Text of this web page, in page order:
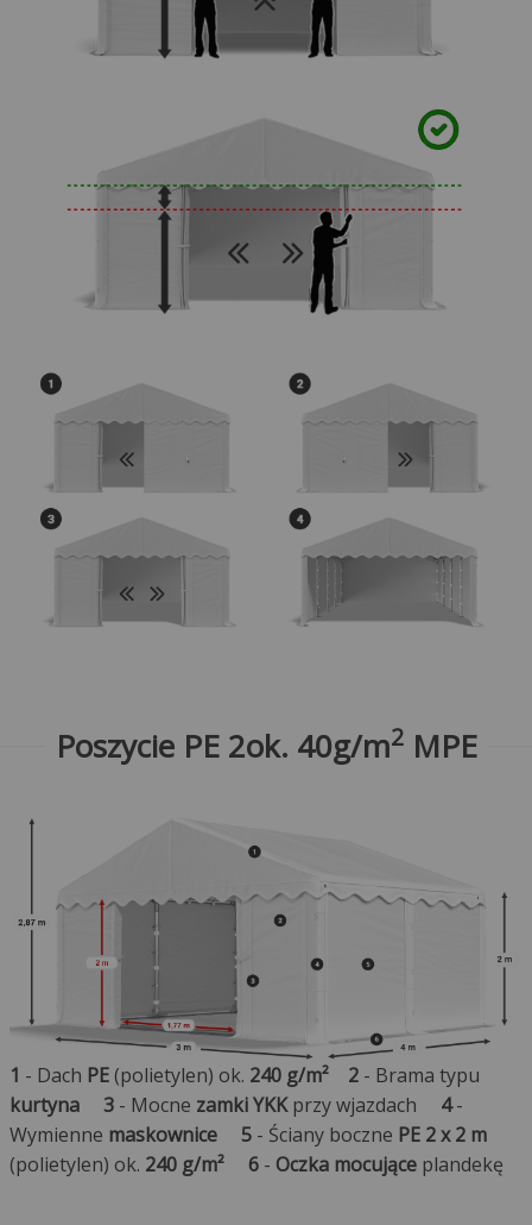
Poszycie PE 2ok. 40g/m2MPE
1 - Dach PE(polietylen) ok. 240 g/m² 2- Brama typu
kurtyna
3- Mocne zamki YKKprzy wjazdach 4-
Wymienne maskownice 5- Ściany boczne PE 2 x 2 m
(polietylen) ok. 240 g/m² 6- Oczka mocująceplandekę